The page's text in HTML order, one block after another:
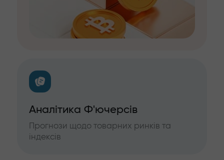
Аналітика Ф'ючерсів
Прогнози щодо товарних ринків та
індексів